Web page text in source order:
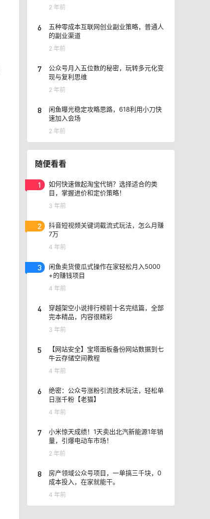
2 年前
6
五种零成本互联网创业副业策略，普通人
的副业渠道
2 年前
7
公众号月入五位数的秘密，玩转多元化变
现与复利思维
2 年前
8
闲鱼曝光稳定攻略思路，618利用小刀快
速加入会场
2 年前
随便看看
1
如何快速做起淘宝代销？选择适合的类
目，掌握进价和定价策略！
3 年前
2
抖音短视频关键词截流式玩法，怎么月赚
7万
4 年前
3
闲鱼卖货傻瓜式操作在家轻松月入5000
+的赚钱项目
4 年前
4
穿越架空小说排行榜前十名完结篇，全部
完本精品，内容很精彩
3 年前
5
【网站安全】宝塔面板备份网站数据到七
牛云存储空间教程
4 年前
6
绝密：公众号涨粉引流技术玩法，轻松单
日涨千粉【老猫】
4 年前
7
小米惊天成绩！1天卖出北汽新能源1年销
量，引爆电动车市场！
2 年前
8
房产领域公众号项目，一单搞三千块，0
成本投入，在家就能干。
4 年前